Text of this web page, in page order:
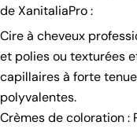
de XanitaliaPro :
Cire à cheveux
et polies ou texturées
capillaires à forte
polyvalentes.
Crèmes de coloration :